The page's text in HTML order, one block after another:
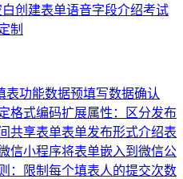
创建表单语音字段介绍考试
制
表功能数据预填写数据确认
格式编码扩展属性：区分发布
共享表单表单发布形式介绍表
信小程序将表单嵌入到微信公
：限制每个填表人的提交次数